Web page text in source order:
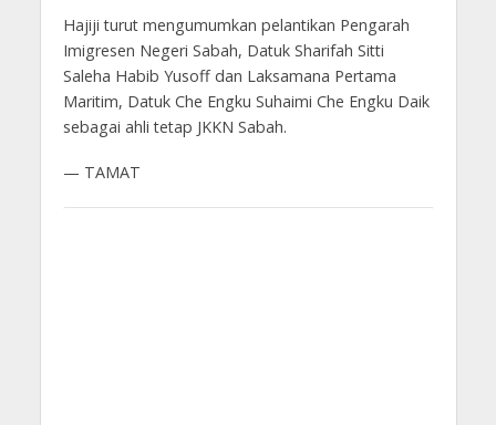
Hajiji turut mengumumkan pelantikan Pengarah
Imigresen Negeri Sabah, Datuk Sharifah Sitti
Saleha Habib Yusoff dan Laksamana Pertama
Maritim, Datuk Che Engku Suhaimi Che Engku Daik
sebagai ahli tetap JKKN Sabah.
— TAMAT